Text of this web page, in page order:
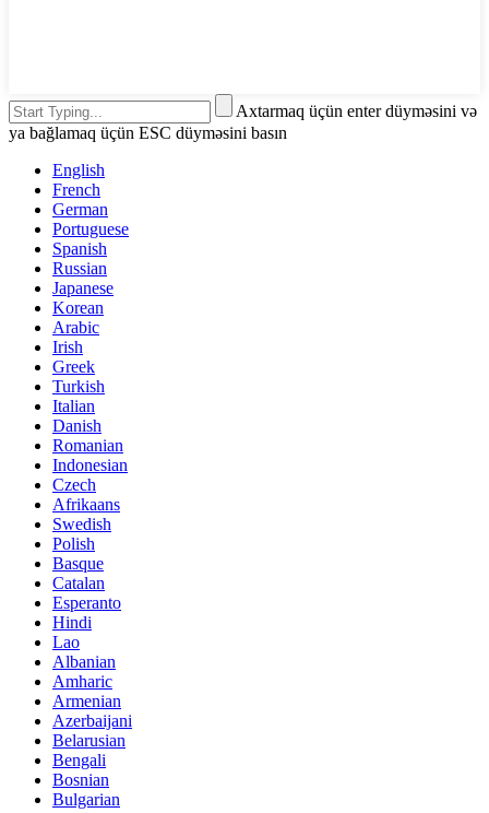
Axtarmaq üçün enter düyməsini və
ya bağlamaq üçün ESC düyməsini basın
English
French
German
Portuguese
Spanish
Russian
Japanese
Korean
Arabic
Irish
Greek
Turkish
Italian
Danish
Romanian
Indonesian
Czech
Afrikaans
Swedish
Polish
Basque
Catalan
Esperanto
Hindi
Lao
Albanian
Amharic
Armenian
Azerbaijani
Belarusian
Bengali
Bosnian
Bulgarian